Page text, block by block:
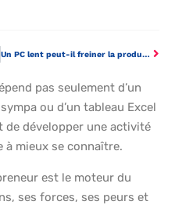
Un PC lent peut-il freiner la productivité en entreprise ?
pas seulement d’un
ou d’un tableau Excel
de développer une activité
mieux se connaître.
est le moteur du
ses forces, ses peurs et